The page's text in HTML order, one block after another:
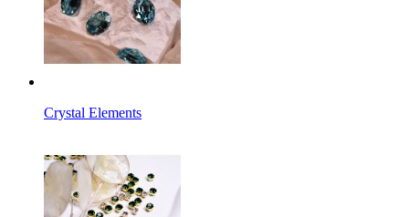
Crystal Elements